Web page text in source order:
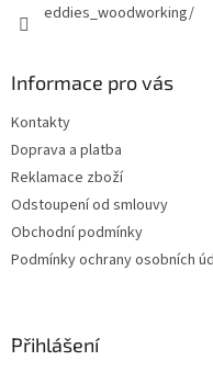
eddies_woodworking/
Informace pro vás
Kontakty
Doprava a platba
Reklamace zboží
Odstoupení od smlouvy
Obchodní podmínky
Podmínky ochrany osobních
Přihlášení